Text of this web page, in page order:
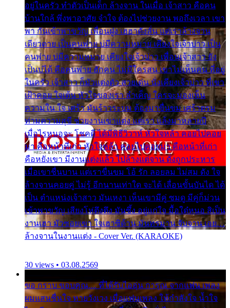
อยู่ในครัว ทำตัวเป็นเด็ก ล้างจาน ในเมื่อ เจ้าสาว คือคน
บ้านใกล้ พึ่งพาอาศัย จำใจ ต้องไปช่วยงาน พอถึงเวลา เขา
พา กันเข้าพาขวัญ เพื่อนฝูง เฮฮาดังลั่น แต่เราล้างจาน
เดียวดาย เป็นคนพ่าย บ่มีความหมาย เคียงใจเจ้าบ่าว เป็น
คนพ่าย บ่มีความหมาย เคียงใจเจ้าบ่าว เพื่อนเจ้าสาว ยัง
เป็นบ่ได้ คือคนพ่าย ฮักคน ไม่มีใครสน เขาไม่เห็นคน ที่อยู่
ในครัว เจ้าสาว ก็มัวแต่งตัว สวยเด่น นั่งเคียงเจ้าบ่าว ที่เขา
เฝ้าคอย ใจเต้น หัวใจของเรา ลำเค็ญ ใครจะมองเห็น
ความใน ใจ เศร้า มันร้าวระบม ต้องมาขื่นขม เศร้าตรม
ท่ามความสุขี ช่วยงานเขาแต่ง แต่เรา แล้งมาหลายปี
เมื่อไรหนอจะ โชคดี ได้มีพิธีวิวาห์ หัวใจหล้า คอยไปคอย
มา คือหน้าที่เก่า หัวใจหล้า คอยไปคอยมา คือหน้าที่เก่า
คือหยังเขา มีงานแต่งแล้ว ไปล้างแต่จาน ดั่งถูกประหาร
เมื่อเขาชื่นบาน แต่เราขื่นขม โอ้ รัก ลอยลม ไม่สม ดัง ใจ
ล้างจานคอยคู่ ไม่รู้ อีกนานเท่าใด จะได้ เลื่อนขั้นบันได ได้
เป็น ตำแหน่งเจ้าสาว มันเหงา เห็นเขามีคู่ ซมดู มีคู่ก็ม่วน
เข้าพาขวัญ เสียงโห่ตึงตึง มันซึ้ง อยู่แก่ใจ มื้อใด๋หนอ สิเป็น
งานเฮา มัวซอยเขา ใจเฮาซิด้าน มันทรมาน จับจาน เอย…
ล้างจานในงานแต่ง - Cover Ver. (KARAOKE)
30 views • 03.08.2569
ขอ กราบ ขอบคุณ.... ที่ได้รับไออุ่น การุณ จากแฟน เพลง
ผมแสนชื่นใจ หายวังเวง เมื่อแฟนเพลง ให้กำลังใจ น้ำใจ